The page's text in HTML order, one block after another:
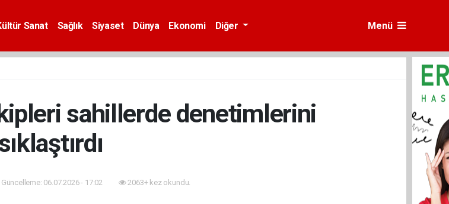
Sanat Sağlık Siyaset Dünya Ekonomi Diğer Menü
sahillerde denetimlerini
06.07.2026 - 17:02 2063+ kez okundu.